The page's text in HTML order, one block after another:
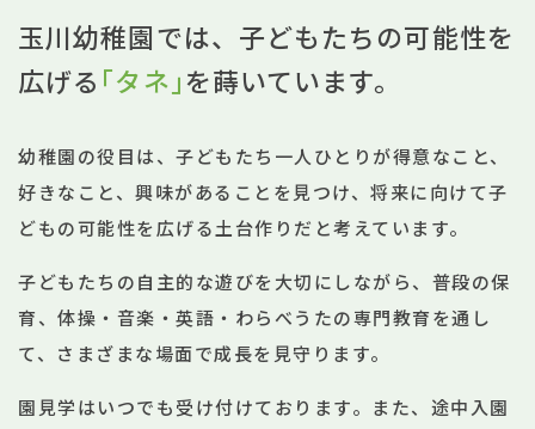
玉川幼稚園では、子どもたちの可能性を
広げる ｢タネ｣を蒔いています。
幼稚園の役目は、子どもたち一人ひとりが得意なこと、
好きなこと、興味があることを見つけ、 将来に向けて子
どもの可能性を広げる土台作りだと考えています。
子どもたちの自主的な遊びを大切にしながら、普段の保
育、体操・音楽・英語・わらべうたの専門教育を通し
て、さまざまな場面で成長を見守ります。
園見学はいつでも受け付けております。 また、途中入園